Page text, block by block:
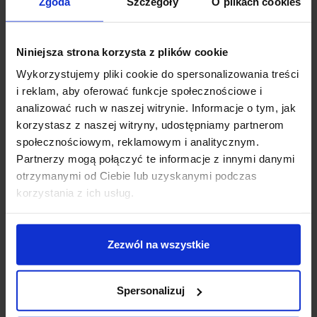
Niniejsza strona korzysta z plików cookie
Wykorzystujemy pliki cookie do spersonalizowania treści
i reklam, aby oferować funkcje społecznościowe i
analizować ruch w naszej witrynie. Informacje o tym, jak
korzystasz z naszej witryny, udostępniamy partnerom
społecznościowym, reklamowym i analitycznym.
Partnerzy mogą połączyć te informacje z innymi danymi
otrzymanymi od Ciebie lub uzyskanymi podczas
korzystania z ich usług.
Zezwól na wszystkie
Spersonalizuj
mieć różne potrzeby – od poprawy kondycji skóry po relaks i
skórne, czy po prostu chce się zrelaksować, Twoje podejście powinno
być pełne zrozumienia i szacunku. Warto wykazać się
zainteresowaniem i chęcią pomocy, co sprawi, że klient poczuje się
ważny.
Przykład empatycznego podejścia:
„Rozumiem, że Twoja skóra jest teraz w trudnym stanie, i zależy Ci na
poprawie jej kondycji. Wybierzmy zabieg, który pomoże Ci uzyskać jak
Praca z trudnymi klientami
Sytuacje konfliktowe – jak